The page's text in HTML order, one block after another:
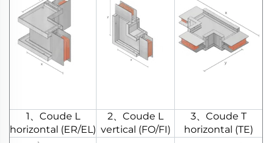
1、Coude L
horizontal (ER/EL)
2、Coude L
vertical (FO/FI)
3、Coude T
horizontal (TE)